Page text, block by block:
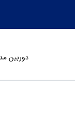
دوربین